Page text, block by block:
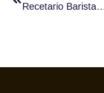
Recetario Barista: